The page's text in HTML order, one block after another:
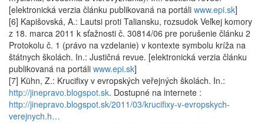
[elektronická verzia článku publikovaná na portáli www.epi.sk]
[6] Kapišovská, A.: Lautsi proti Taliansku, rozsudok Veľkej komory
z 18. marca 2011 k sťažnosti č. 30814/06 pre porušenie článku 2
Protokolu č. 1 (právo na vzdelanie) v kontexte symbolu kríža na
štátnych školách. In.: Justičná revue. [elektronická verzia článku
publikovaná na portáli www.epi.sk]
[7] Kühn, Z.: Krucifixy v evropských veřejných školách. In.:
http://jinepravo.blogspot.sk. Dostupné na internete :
http://jinepravo.blogspot.sk/2011/03/krucifixy-v-evropskych-
verejnych.h…